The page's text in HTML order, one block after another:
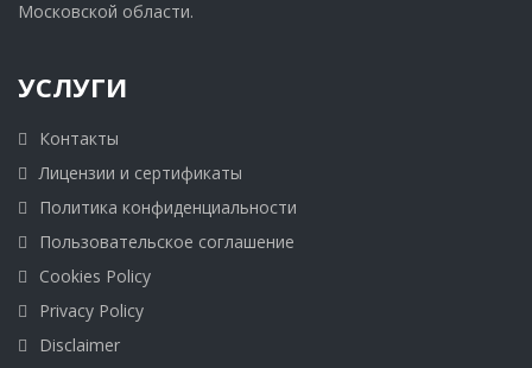
Московской области.
УСЛУГИ
Контакты
Лицензии и сертификаты
Политика конфиденциальности
Пользовательское соглашение
Cookies Policy
Privacy Policy
Disclaimer